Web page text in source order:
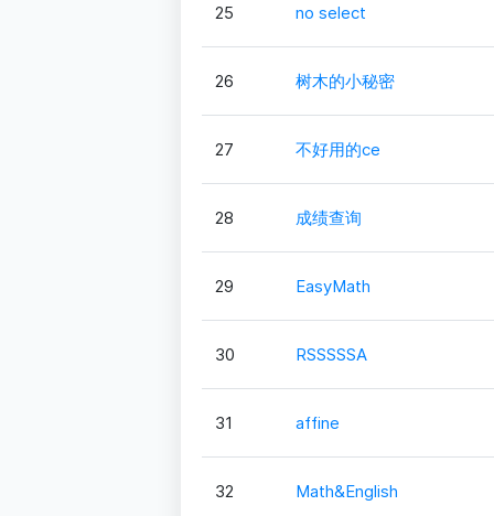
25 no select
26 树木的小秘密
27 不好用的ce
28 成绩查询
29 EasyMath
30 RSSSSSA
31 affine
32 Math&English